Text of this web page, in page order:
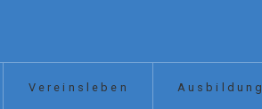
Vereinsleben Ausbildung